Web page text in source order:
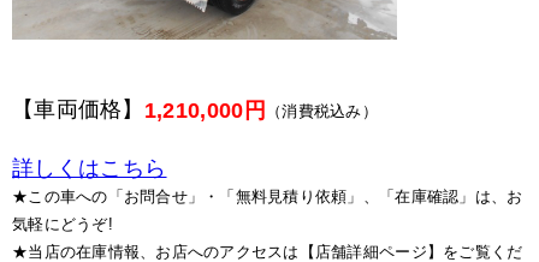
【車両価格】 1,210,000円 （消費税込み）
詳しくはこちら
★この車への「お問合せ」・「無料見積り依頼」、「在庫確認」は、お
気軽にどうぞ!
★当店の在庫情報、お店へのアクセスは【店舗詳細ページ】をご覧くだ